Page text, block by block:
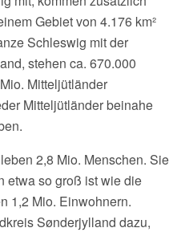
Gebiet von 4.176 km²
Schleswig mit der
stehen ca. 670.000
Mitteljütländer
Mitteljütländer beinahe
2,8 Mio. Menschen. Sie
etwa so groß ist wie die
1,2 Mio. Einwohnern.
Sønderjylland dazu,